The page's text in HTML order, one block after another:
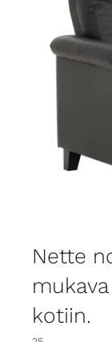
Nette
kotiin.